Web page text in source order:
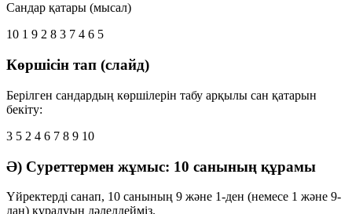
Сандар қатары (мысал)
10 1 9 2 8 3 7 4 6 5
Көршісін тап (слайд)
Берілген сандардың көршілерін табу арқылы сан қатарын
бекіту:
3 5 2 4 6 7 8 9 10
Ә) Суреттермен жұмыс: 10 санының құрамы
Үйректерді санап, 10 санының 9 және 1-ден (немесе 1 және 9-
дан) құралуын дәлелдейміз.